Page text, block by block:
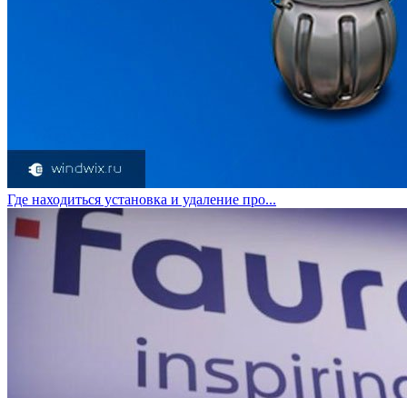
Где находиться установка и удаление про...